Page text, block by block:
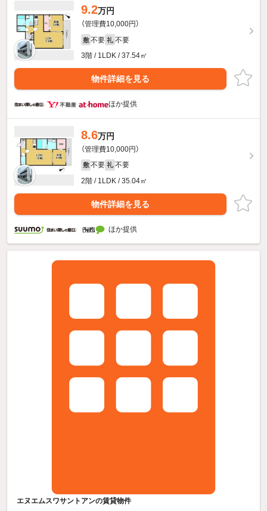
9.2万円
（管理費10,000円）
敷 不要 礼 不要
3階 / 1LDK / 37.54㎡
物件詳細を見る
ほか提供
8.6万円
（管理費10,000円）
敷 不要 礼 不要
2階 / 1LDK / 35.04㎡
物件詳細を見る
ほか提供
エヌエムスワサントアンの賃貸物件